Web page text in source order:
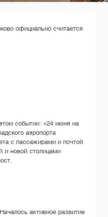
официально считается
событии: «24 июня на
аэропорта
с пассажирами и почтой
и новой столицами
Началось активное развитие